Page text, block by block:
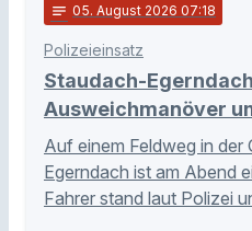
notes 05. August 2026 07:18
Polizeieinsatz
Staudach-
Ausweichmanöver
Auf einem Feldweg in der
Egerndach ist am Abend
Fahrer stand laut Polizei